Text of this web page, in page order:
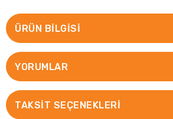
ÜRÜN BILGISI
YORUMLAR
TAKSIT SEÇENEKLERI